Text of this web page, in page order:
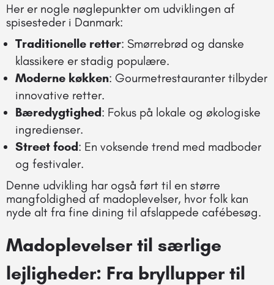
Her er nogle nøglepunkter om udviklingen af
spisesteder i Danmark:
Traditionelle retter: Smørrebrød og danske
klassikere er stadig populære.
Moderne køkken: Gourmetrestauranter tilbyder
innovative retter.
Bæredygtighed: Fokus på lokale og økologiske
ingredienser.
Street food: En voksende trend med madboder
og festivaler.
Denne udvikling har også ført til en større
mangfoldighed af madoplevelser, hvor folk kan
nyde alt fra fine dining til afslappede cafébesøg.
Madoplevelser til særlige
lejligheder: Fra bryllupper til